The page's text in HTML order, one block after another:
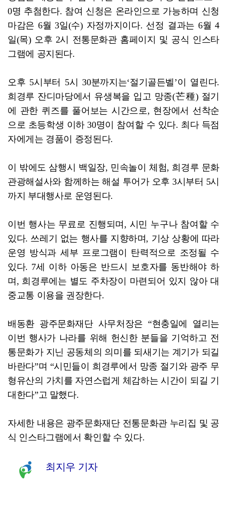
0명 추첨한다. 참여 신청은 온라인으로 가능하며 신청
마감은 6월 3일(수) 자정까지이다. 선정 결과는 6월 4
일(목) 오후 2시 전통문화관 홈페이지 및 공식 인스타
그램에 공지된다.
오후 5시부터 5시 30분까지는‘절기골든벨’이 열린다.
희경루 잔디마당에서 유생복을 입고 망종(芒種) 절기
에 관한 퀴즈를 풀어보는 시간으로, 현장에서 선착순
으로 초등학생 이하 30명이 참여할 수 있다. 최다 득점
자에게는 경품이 증정된다.
이 밖에도 삼행시 백일장, 민속놀이 체험, 희경루 문화
관광해설사와 함께하는 해설 투어가 오후 3시부터 5시
까지 부대행사로 운영된다.
이번 행사는 무료로 진행되며, 시민 누구나 참여할 수
있다. 쓰레기 없는 행사를 지향하며, 기상 상황에 따라
운영 방식과 세부 프로그램이 탄력적으로 조정될 수
있다. 7세 이하 아동은 반드시 보호자를 동반해야 하
며, 희경루에는 별도 주차장이 마련되어 있지 않아 대
중교통 이용을 권장한다.
배동환 광주문화재단 사무처장은 “현충일에 열리는
이번 행사가 나라를 위해 헌신한 분들을 기억하고 전
통문화가 지닌 공동체의 의미를 되새기는 계기가 되길
바란다”며 “시민들이 희경루에서 망종 절기와 광주 무
형유산의 가치를 자연스럽게 체감하는 시간이 되길 기
대한다”고 말했다.
자세한 내용은 광주문화재단 전통문화관 누리집 및 공
식 인스타그램에서 확인할 수 있다.
최지우 기자